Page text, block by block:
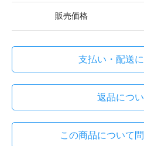
販売価格
支払い・配送
返品につ
この商品について